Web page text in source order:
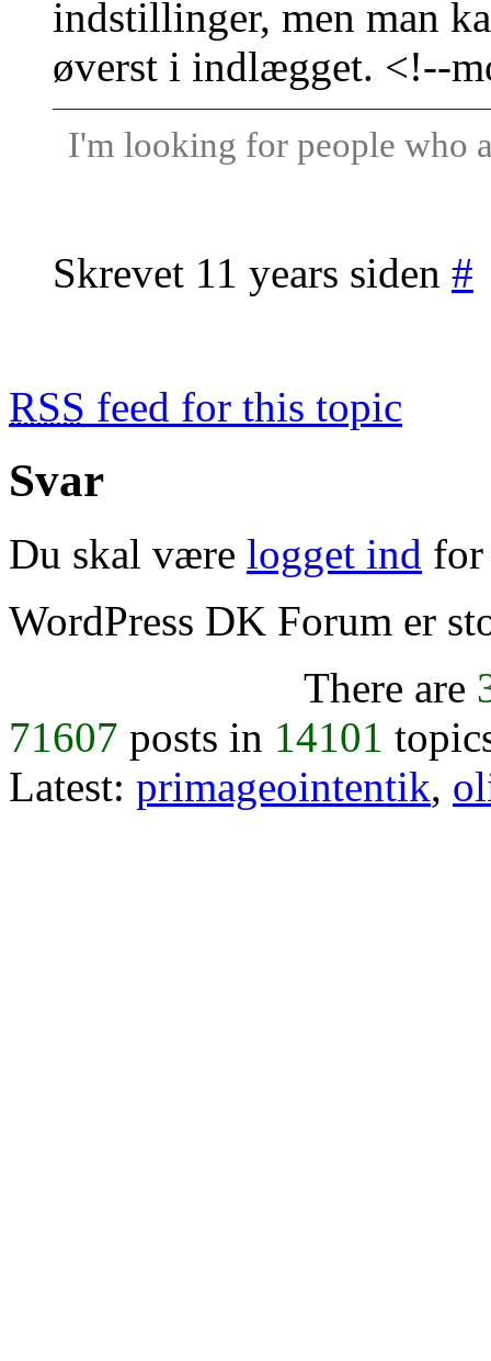
indstillinger, men man
øverst i indlægget. <!--
I'm looking for people who
Skrevet 11 years siden #
RSS feed for this topic
Svar
Du skal være logget ind for
WordPress DK Forum er
There are
71607 posts in 14101
Latest: primageointentik,